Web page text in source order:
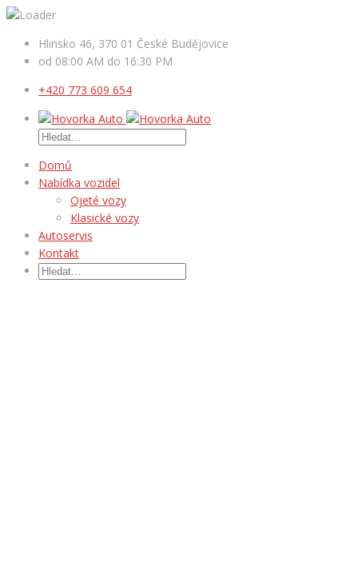
Hlinsko 46, 370 01 České Budějovice
od 08:00 AM do 16:30 PM
+420 773 609 654
Domů
Nabídka vozidel
Ojeté vozy
Klasické vozy
Autoservis
Kontakt